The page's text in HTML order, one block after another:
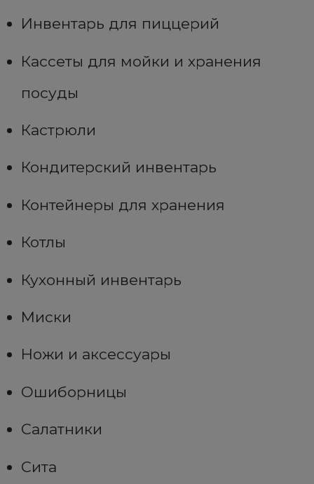
Инвентарь для пиццерий
Кассеты для мойки и хранения
посуды
Кастрюли
Кондитерский инвентарь
Контейнеры для хранения
Котлы
Кухонный инвентарь
Миски
Ножи и аксессуары
Ошиборницы
Салатники
Сита